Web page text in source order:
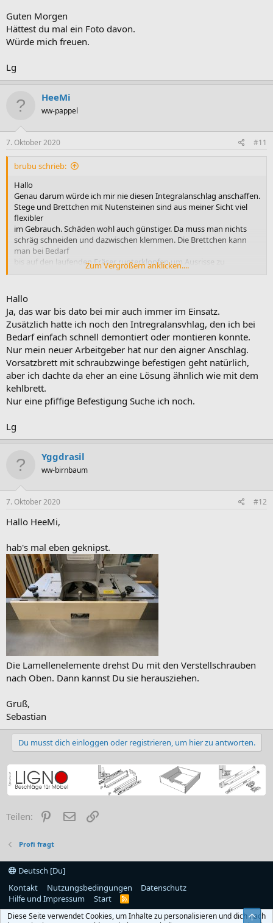
Gruß,
Sebastian
Guten Morgen
Hättest du mal ein Foto davon.
Würde mich freuen.
Lg
HeeMi
ww-pappel
7. Oktober 2020 #11
brubu schrieb:
Hallo
Genau darum würde ich mir nie diesen Integralanschlag anschaffen.
Stege und Brettchen mit Nutensteinen sind aus meiner Sicht viel
flexibler
im Gebrauch. Schäden wohl auch günstiger. Da muss man nichts
schräg schneiden und dazwischen klemmen. Die Brettchen kann
man bei Bedarf
bis auf den laufenden Fräser runterklopfen um Ausrisse zu
brubu
Zum Vergrößern anklicken....
Hallo
Ja, das war bis dato bei mir auch immer im Einsatz.
Zusätzlich hatte ich noch den Intregralansvhlag, den ich bei
Bedarf einfach schnell demontiert oder montieren konnte.
Nur mein neuer Arbeitgeber hat nur den aigner Anschlag.
Vorsatzbrett mit schraubzwinge befestigen geht natürlich,
aber ich dachte da eher an eine Lösung ähnlich wie mit dem
kehlbrett.
Nur eine pfiffige Befestigung Suche ich noch.
Lg
Yggdrasil
ww-birnbaum
7. Oktober 2020 #12
Hallo HeeMi,
hab's mal eben geknipst.
Die Lamellenelemente drehst Du mit den Verstellschrauben
nach Oben. Dann kannst Du sie herausziehen.
Gruß,
Sebastian
Du musst dich einloggen oder registrieren, um hier zu antworten.
Teilen: PinterestE-Mail
Profi fragt
Deutsch [Du]
Kontakt
Nutzungsbedingungen
Datenschutz
Hilfe und Impressum
Start
R
S
Diese Seite verwendet Cookies, um Inhalte zu personalisieren und dich nach